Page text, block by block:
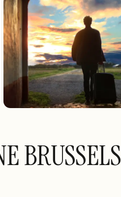
BRUSSELS